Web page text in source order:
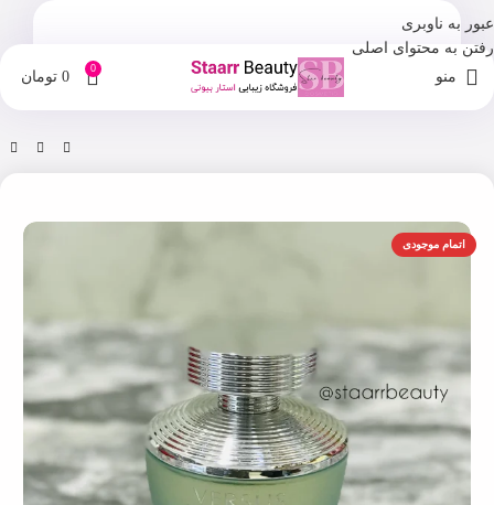
عبور به ناوبری
رفتن به محتوای اصلی
منو 0
0 تومان
خانه اسپری و ادکلن
اتمام موجودی